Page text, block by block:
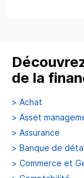
de la
> Achat
> Asset
> Assurance
> Banque de
> Commerce et